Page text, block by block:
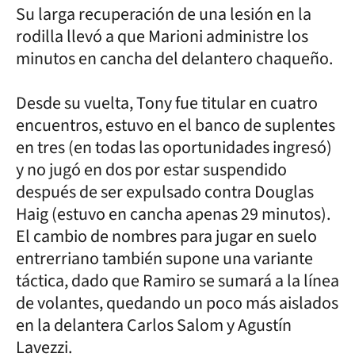
Su larga recuperación de una lesión en la
rodilla llevó a que Marioni administre los
minutos en cancha del delantero chaqueño.
Desde su vuelta, Tony fue titular en cuatro
encuentros, estuvo en el banco de suplentes
en tres (en todas las oportunidades ingresó)
y no jugó en dos por estar suspendido
después de ser expulsado contra Douglas
Haig (estuvo en cancha apenas 29 minutos).
El cambio de nombres para jugar en suelo
entrerriano también supone una variante
táctica, dado que Ramiro se sumará a la línea
de volantes, quedando un poco más aislados
en la delantera Carlos Salom y Agustín
Lavezzi.